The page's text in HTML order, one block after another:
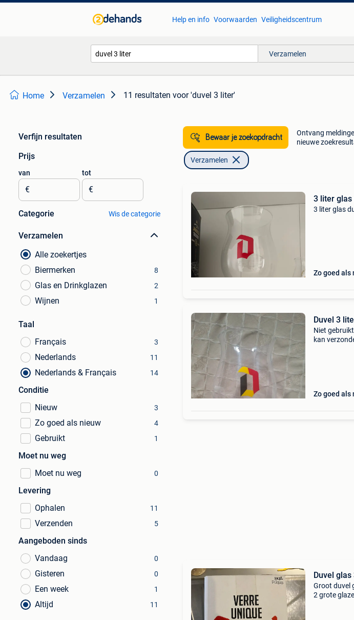
Help en info Voorwaarden Veiligheidscentrum
Verzamelen
Home Verzamelen 11 resultaten voor 'duvel 3 liter'
Verfijn resultaten
Prijs
van
€
tot
€
Categorie Wis de categorie
Verzamelen
Alle zoekertjes
Biermerken
8
Glas en Drinkglazen 2
Wijnen 1
Taal
Français
3
Nederlands 11
Nederlands & Français 14
Conditie
Nieuw
3
Zo goed als nieuw 4
Gebruikt 1
Moet nu weg
Moet nu weg
0
Levering
Ophalen
11
Verzenden 5
Aangeboden sinds
Vandaag
0
Gisteren 0
Een week 1
Altijd 11
Bewaar je zoekopdracht
Ontvang
nieuwe
Verzamelen
3 liter glas
3 liter glas
Zo goed als
Duvel 3
Niet
kan
Zo goed als
Duvel
Groot duvel
2 grote